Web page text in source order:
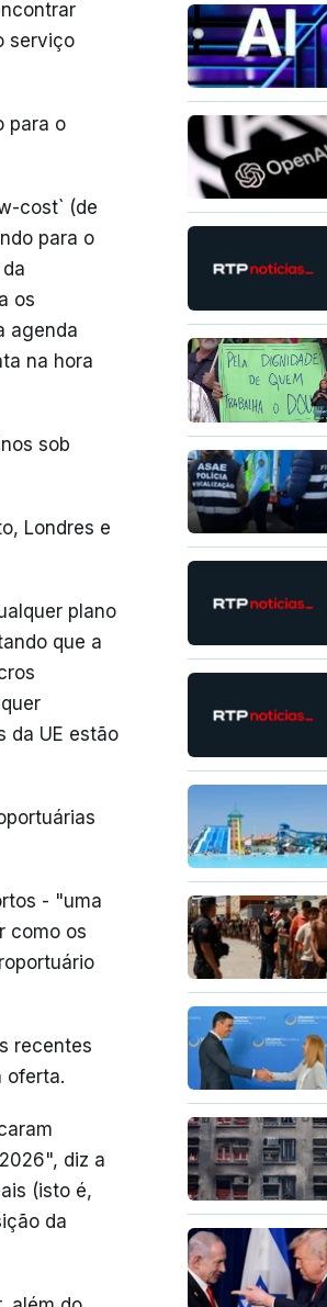
serviço
para o
cost` (de
para o
os
agenda
na hora
sob
Londres e
plano
que a
da UE estão
- "uma
como os
recentes
oferta.
diz a
(isto é,
da